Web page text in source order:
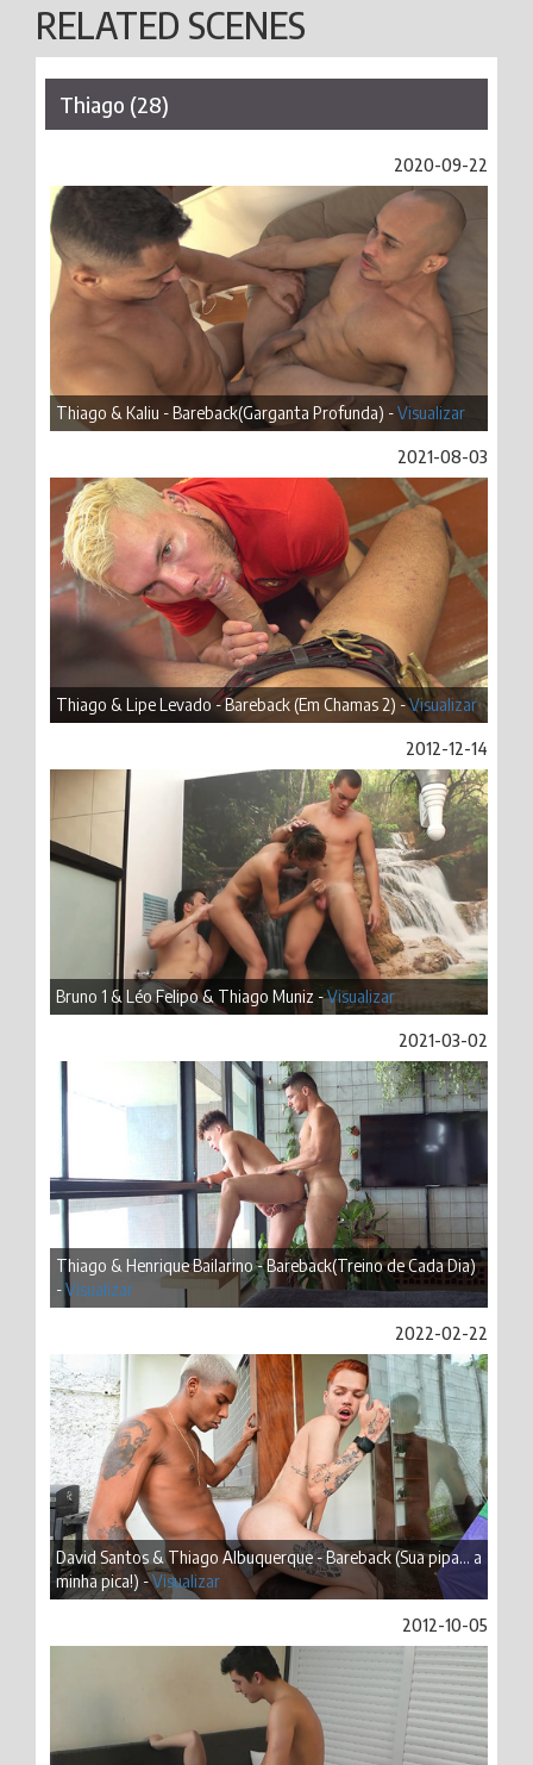
RELATED SCENES
Thiago (28)
2020-09-22
Thiago & Kaliu - Bareback(Garganta Profunda) -Visualizar
2021-08-03
Thiago & Lipe Levado - Bareback (Em Chamas 2) -Visualizar
2012-12-14
Bruno 1 & Léo Felipo & Thiago Muniz -Visualizar
2021-03-02
Thiago & Henrique Bailarino - Bareback(Treino de Cada Dia)
-Visualizar
2022-02-22
David Santos & Thiago Albuquerque - Bareback (Sua pipa... a
minha pica!) -Visualizar
2012-10-05